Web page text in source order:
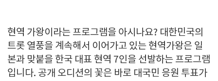
현역 가왕이라는 프로그램을 아시나요? 대한민국의
트롯 열풍을 계속해서 이어가고 있는 현역가왕은 일
본과 맞붙을 한국 대표 현역 7인을 선발하는 프로그램
입니다. 공개 오디션의 꽃은 바로 대국민 응원 투표가